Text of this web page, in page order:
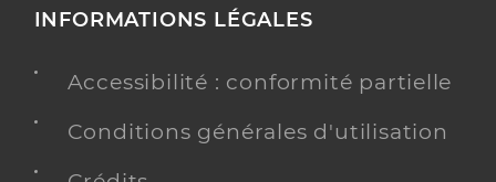
INFORMATIONS LÉGALES
Accessibilité : conformité partielle
Conditions générales d'utilisation